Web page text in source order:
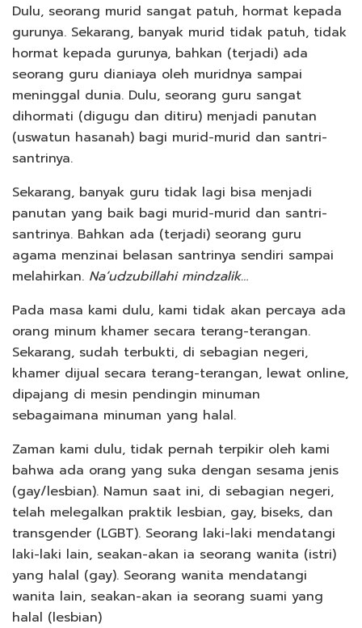
Dulu, seorang murid sangat patuh, hormat kepada
gurunya. Sekarang, banyak murid tidak patuh, tidak
hormat kepada gurunya, bahkan (terjadi) ada
seorang guru dianiaya oleh muridnya sampai
meninggal dunia. Dulu, seorang guru sangat
dihormati (digugu dan ditiru) menjadi panutan
(uswatun hasanah) bagi murid-murid dan santri-
santrinya.
Sekarang, banyak guru tidak lagi bisa menjadi
panutan yang baik bagi murid-murid dan santri-
santrinya. Bahkan ada (terjadi) seorang guru
agama menzinai belasan santrinya sendiri sampai
melahirkan. Na’udzubillahi mindzalik…
Pada masa kami dulu, kami tidak akan percaya ada
orang minum khamer secara terang-terangan.
Sekarang, sudah terbukti, di sebagian negeri,
khamer dijual secara terang-terangan, lewat online,
dipajang di mesin pendingin minuman
sebagaimana minuman yang halal.
Zaman kami dulu, tidak pernah terpikir oleh kami
bahwa ada orang yang suka dengan sesama jenis
(gay/lesbian). Namun saat ini, di sebagian negeri,
telah melegalkan praktik lesbian, gay, biseks, dan
transgender (LGBT). Seorang laki-laki mendatangi
laki-laki lain, seakan-akan ia seorang wanita (istri)
yang halal (gay). Seorang wanita mendatangi
wanita lain, seakan-akan ia seorang suami yang
halal (lesbian)